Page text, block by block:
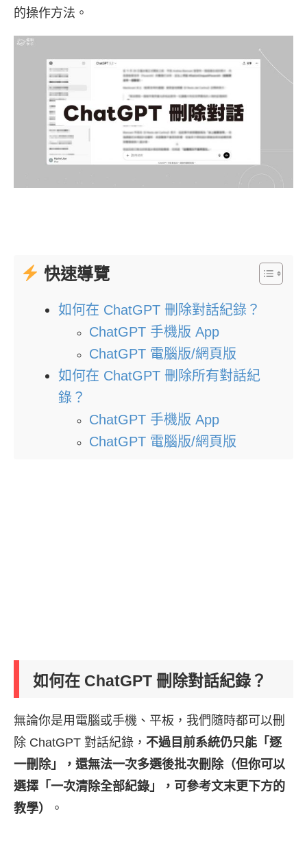
的操作方法。
快速導覽
如何在 ChatGPT 刪除對話紀錄？
ChatGPT 手機版 App
ChatGPT 電腦版/網頁版
如何在 ChatGPT 刪除所有對話紀
錄？
ChatGPT 手機版 App
ChatGPT 電腦版/網頁版
如何在 ChatGPT 刪除對話紀錄？
無論你是用電腦或手機、平板，我們隨時都可以刪
除 ChatGPT 對話紀錄， 不過目前系統仍只能「逐
一刪除」，還無法一次多選後批次刪除（但你可以
選擇「一次清除全部紀錄」，可參考文末更下方的
教學）
。